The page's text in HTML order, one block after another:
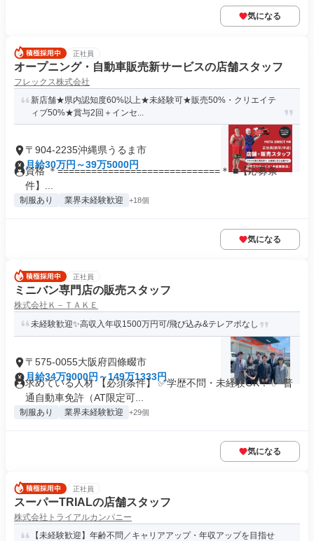
気になる
正社員
オープニング・自動車販売新サービスの店舗スタッフ
フレックス株式会社
新店舗★県内認知度60%以上★未経験可★販売50%・クリエイテ
ィブ50%★賞与2回＋インセ...
〒904-2235沖縄県うるま市
月給30万円～39万5000円
資格 ＊=============================＊ ■【応募条
件】...
制服あり 業界未経験歓迎 +18個
気になる
正社員
ミニバン専門店の販売スタッフ
株式会社Ｋ－ＴＡＫＥ
未経験歓迎✨高収入年収1500万円可/飛び込み&テレアポなし
〒575-0055大阪府四條畷市
月給34万9000円～149万1333円
求めている人材 【必須条件】 ✅学歴不問・未経験OK！ ✅ 普
通自動車免許（AT限定可...
制服あり 業界未経験歓迎 +29個
気になる
正社員
スーパーTRIALの店舗スタッフ
株式会社トライアルカンパニー
【未経験歓迎】年齢不問／キャリアアップ・年収アップを目指せ